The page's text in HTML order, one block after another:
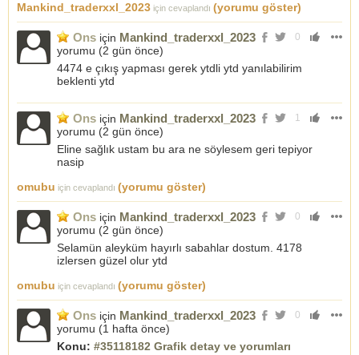
Mankind_traderxxl_2023 için cevaplandı (yorumu göster)
0
Ons için Mankind_traderxxl_2023
yorumu (2 gün önce)
4474 e çıkış yapması gerek ytdli ytd yanılabilirim
beklenti ytd
1
Ons için Mankind_traderxxl_2023
yorumu (2 gün önce)
Eline sağlık ustam bu ara ne söylesem geri tepiyor
nasip
omubu için cevaplandı (yorumu göster)
0
Ons için Mankind_traderxxl_2023
yorumu (2 gün önce)
Selamün aleyküm hayırlı sabahlar dostum. 4178
izlersen güzel olur ytd
omubu için cevaplandı (yorumu göster)
0
Ons için Mankind_traderxxl_2023
yorumu (1 hafta önce)
Konu: #35118182 Grafik detay ve yorumları